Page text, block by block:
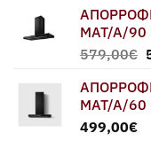
MAT/A/90
579,00€
MAT/A/60
499,00€